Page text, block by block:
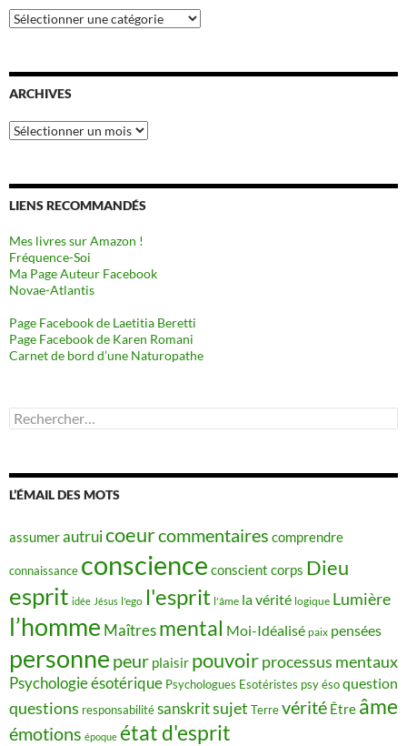
Catégories
ARCHIVES
Archives
LIENS RECOMMANDÉS
Mes livres sur Amazon !
Fréquence-Soi
Ma Page Auteur Facebook
Novae-Atlantis
Page Facebook de Laetitia Beretti
Page Facebook de Karen Romani
Carnet de bord d’une Naturopathe
Rechercher :
L’ÉMAIL DES MOTS
assumerautruicoeurcommentaires comprendre
connaissance conscience conscient corps Dieu
esprit idée Jésus l'ego l'esprit l'âme la vérité logique Lumière
l’homme Maîtres mental Moi-Idéalisé paix pensées
personne peur plaisir pouvoirprocessus mentaux
Psychologie ésotérique Psychologues Esotéristes psy ésoquestion
questions responsabilitésanskritsujet Terrevérité Être âme
émotions époque état d'esprit